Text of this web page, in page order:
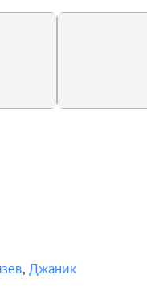
с невестой, и
, Джаник